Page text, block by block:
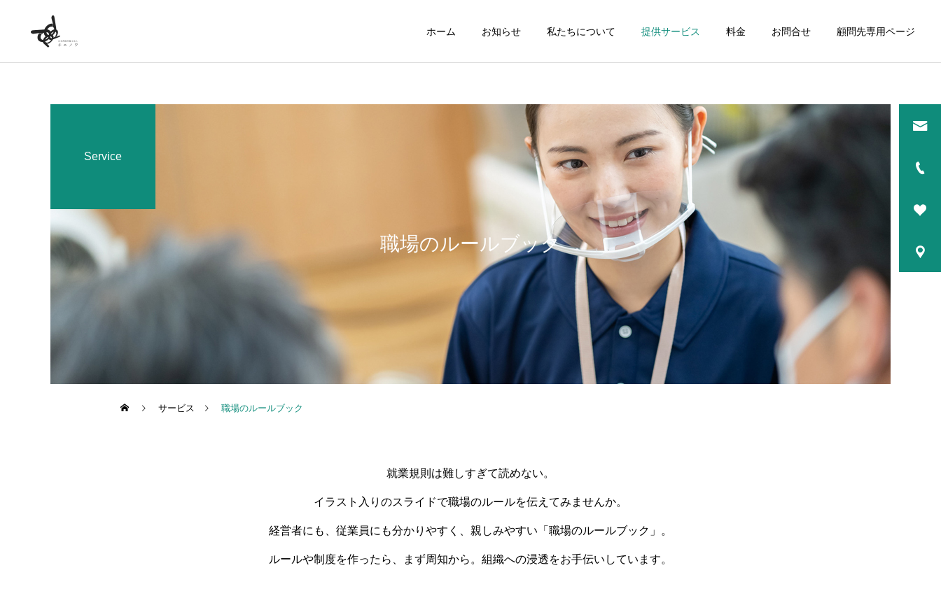
ホーム お知らせ 私たちについて 提供サービス 料金 お問合せ 顧問先専用ページ
詳細を見る
給与計算 研修講師
社労士顧問 就業規則 人事制度構築 コーチング
職場のルールブック
Service
サービス 職場のルールブック
就業規則は難しすぎて読めない。
イラスト入りのスライドで職場のルールを伝えてみませんか。
経営者にも、従業員にも分かりやすく、親しみやすい「職場のルールブック」。
ルールや制度を作ったら、まず周知から。組織への浸透をお手伝いしています。